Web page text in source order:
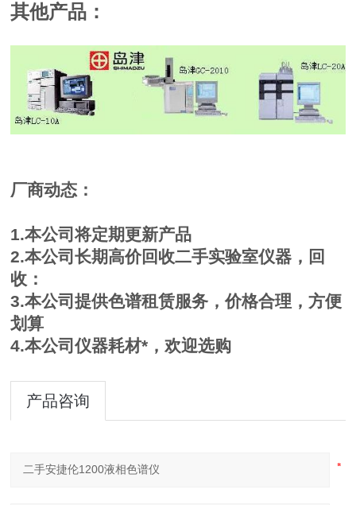
其他产品：
厂商动态：
1.本公司将定期更新产品
2.本公司长期高价回收二手实验室仪器，回
收：
3.本公司提供色谱租赁服务，价格合理，方便
划算
4.本公司仪器耗材*，欢迎选购
产品咨询